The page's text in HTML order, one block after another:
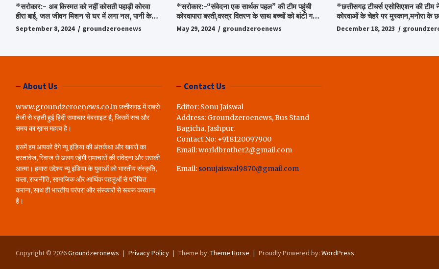
*सरोकार:- अब किस्मत को नहीं कोसती पहाड़ी कोरवा
हीरा बाई, जल जीवन मिशन से घर में लगा नल, पानी के
लिए रोज होने वाली टेंशन से मिली मुक्ति…*
September 8, 2024 groundzeroenews
*सरोकार:-“संवेदना एक सार्थक पहल” की टीम पहुंची
कोरवापारा बस्ती,वस्त्र वितरण के साथ बच्चों को बांटी गई
चॉकलेट, स्टेशनरी और बिस्किट,अपनों के बीच अपनों को
पाकर भाव विभोर हुए लोग,संवेदना समूह के संस्थापक
May 29, 2024 groundzeroenews
*छत्तीसगढ़ टीचर्स एसोसिएशन की टीम
कोरवाओं के चेहरे पर मुस्कान,मनोरा के
किया ये अभियान, पढ़िए पूरी ख़बर…*
December 18, 2023
About Us
www.groundzeroenews.co.in छत्तीसगढ़ में सबसे
तेजी से बढ़ती हुई हिंदी समाचार वेबसाइट है, जिसमें सच और
समय का ख़ास महत्व है।
इसमें हम आपको देंगे न्यू इंडिया की अंतर्कथा और खबरों का
दस्तावेज, रिवाज से अलग रहेगी समाचारों की संवेदना और उसकी
आत्मा। हमारा उद्देश्य न्यू इंडिया के युवाओं को भारतीय संस्कृति,
कला, राजनीति, सामाजिक और आर्थिक पहलुओं से परिचित
कराना, साथ ही भारतीय परंपरा और संस्कारों से रूबरू करवाना
है।
Contact Us
Editor: Sonu Jaiswal
Address: Groundzeroenews, Bus Stand
Bagicha, Jashpur.
Contact No: +918120097900
Email: worldbrother2@gmail.com
Email: sonujaiswal9870@gmail.com
Copyright © 2026Groundzeronews Privacy Policy Theme by: Theme Horse Proudly Powered by: WordPress